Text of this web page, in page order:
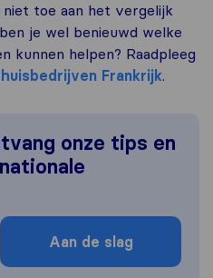
niet toe aan het vergelijk
je wel benieuwd welke
kunnen helpen? Raadpleeg
Frankrijk.
onze tips en
Aan de slag